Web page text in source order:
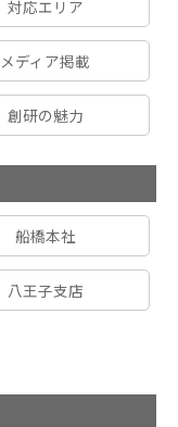
対応エリア
メディア掲載
創研の魅力
船橋本社
八王子支店